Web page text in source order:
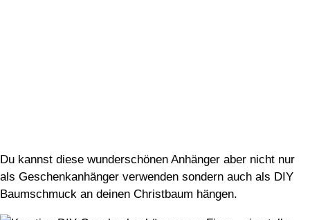
Du kannst diese wunderschönen Anhänger aber nicht nur
als Geschenkanhänger verwenden sondern auch als DIY
Baumschmuck an deinen Christbaum hängen.